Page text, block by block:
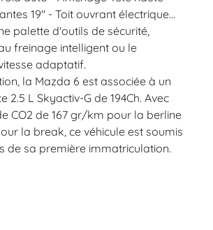
19" - Toit ouvrant électrique...
palette d'outils de sécurité,
freinage intelligent ou le
adaptatif.
la Mazda 6 est associée à un
2.5 L Skyactiv-G de 194Ch. Avec
CO2 de 167 gr/km pour la berline
la break, ce véhicule est soumis
de sa première immatriculation.